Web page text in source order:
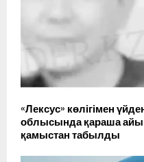
«Лексус» көлігімен
облысында қараша
қамыстан табылды